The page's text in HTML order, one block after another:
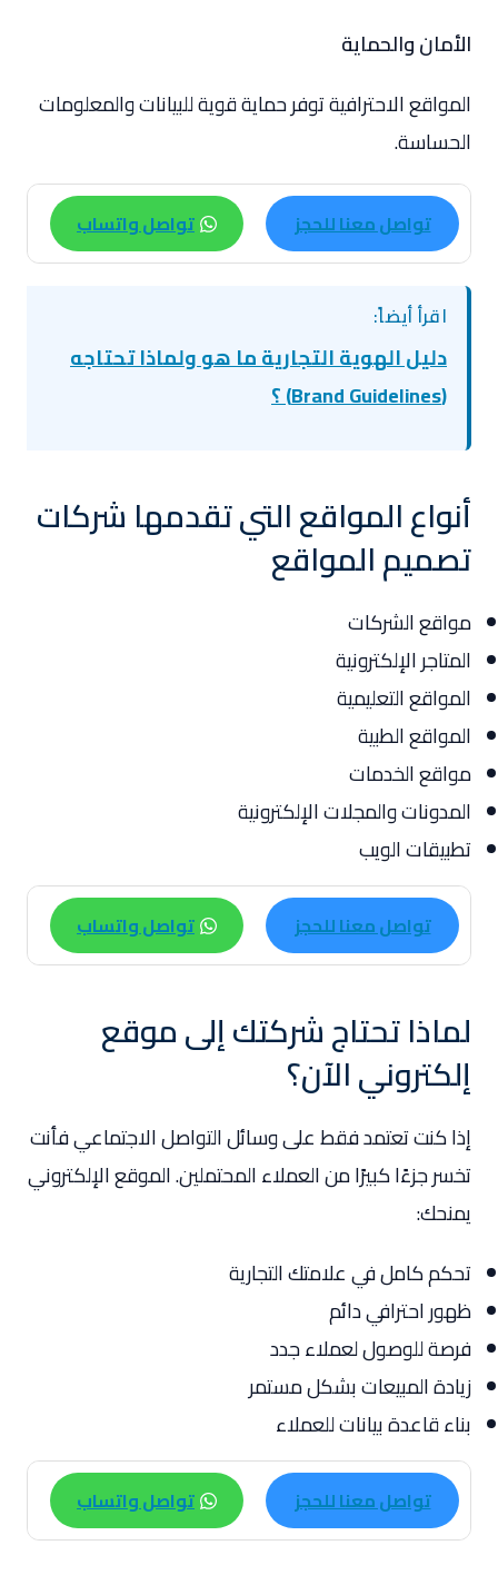
الأمان والحماية
المواقع الاحترافية توفر حماية قوية للبيانات والمعلومات
الحساسة.
تواصل معنا للحجز تواصل واتساب
اقرأ أيضاً:
دليل الهوية التجارية ما هو ولماذا تحتاجه
(Brand Guidelines) ؟
أنواع المواقع التي تقدمها شركات
تصميم المواقع
مواقع الشركات
المتاجر الإلكترونية
المواقع التعليمية
المواقع الطبية
مواقع الخدمات
المدونات والمجلات الإلكترونية
تطبيقات الويب
تواصل معنا للحجز تواصل واتساب
لماذا تحتاج شركتك إلى موقع
إلكتروني الآن؟
إذا كنت تعتمد فقط على وسائل التواصل الاجتماعي فأنت
تخسر جزءًا كبيرًا من العملاء المحتملين. الموقع الإلكتروني
يمنحك:
تحكم كامل في علامتك التجارية
ظهور احترافي دائم
فرصة للوصول لعملاء جدد
زيادة المبيعات بشكل مستمر
بناء قاعدة بيانات للعملاء
تواصل معنا للحجز تواصل واتساب